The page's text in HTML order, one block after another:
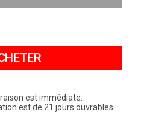
est immédiate.
est de 21 jours ouvrables